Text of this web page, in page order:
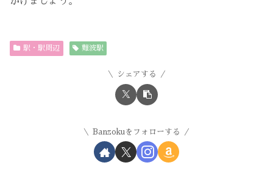
駅・駅周辺 難波駅
シェアする
Banzokuをフォローする